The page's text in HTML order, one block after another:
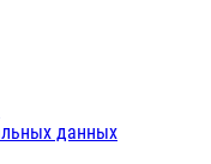
данных